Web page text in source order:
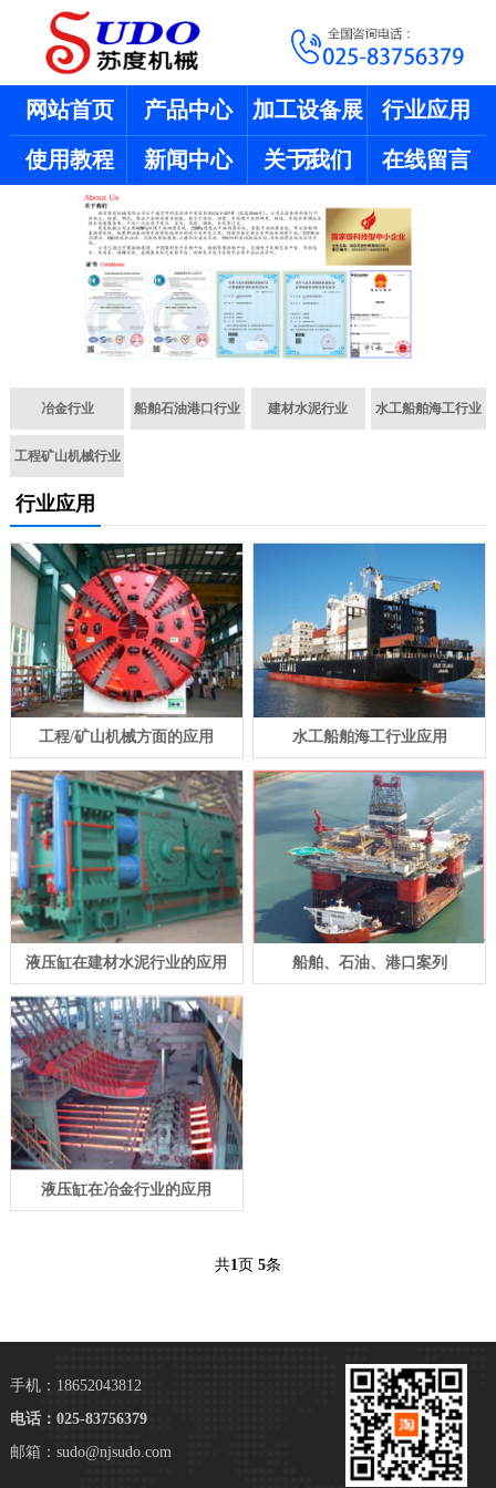
网站首页 产品中心 加工设备展
示
行业应用
使用教程 新闻中心 关于我们 在线留言
冶金行业 船舶石油港口行业 建材水泥行业 水工船舶海工行业
工程矿山机械行业
行业应用
工程/矿山机械方面的应用 水工船舶海工行业应用
液压缸在建材水泥行业的应用 船舶、石油、港口案列
液压缸在冶金行业的应用
共1 页 5条
手机：18652043812
电话：025-83756379
邮箱：sudo@njsudo.com